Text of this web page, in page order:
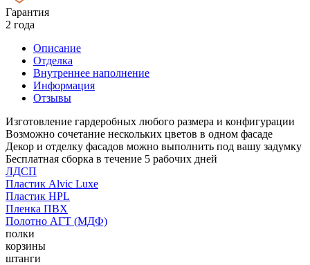
Гарантия
2 года
Описание
Отделка
Внутреннее наполнение
Информация
Отзывы
Изготовление гардеробных любого размера и конфигурации
Возможно сочетание нескольких цветов в одном фасаде
Декор и отделку фасадов можно выполнить под вашу задумку
Бесплатная сборка в течение 5 рабочих дней
ЛДСП
Пластик Alvic Luxe
Пластик HPL
Пленка ПВХ
Полотно АГТ (МДФ)
полки
корзины
штанги